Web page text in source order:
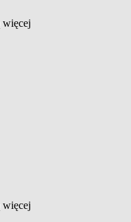
więcej
więcej